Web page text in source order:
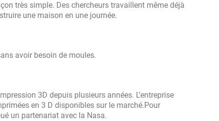
très simple. Des chercheurs travaillent même déjà
une maison en une journée.
avoir besoin de moules.
3D depuis plusieurs années. L’entreprise
en 3 D disponibles sur le marché.Pour
un partenariat avec la Nasa.